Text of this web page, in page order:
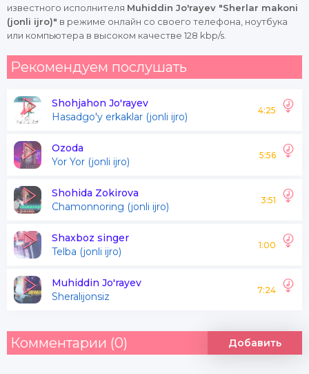
известного исполнителя Muhiddin Jo'rayev "Sherlar makoni
(jonli ijro)" в режиме онлайн со своего телефона, ноутбука
или компьютера в высоком качестве 128 kbp/s.
Рекомендуем послушать
Shohjahon Jo'rayev
Hasadgo'y erkaklar (jonli ijro)
4:25
Ozoda
Yor Yor (jonli ijro)
5:56
Shohida Zokirova
Chamonnoring (jonli ijro)
3:51
Shaxboz singer
Telba (jonli ijro)
1:00
Muhiddin Jo'rayev
Sheralijonsiz
7:24
Комментарии (0) Добавить